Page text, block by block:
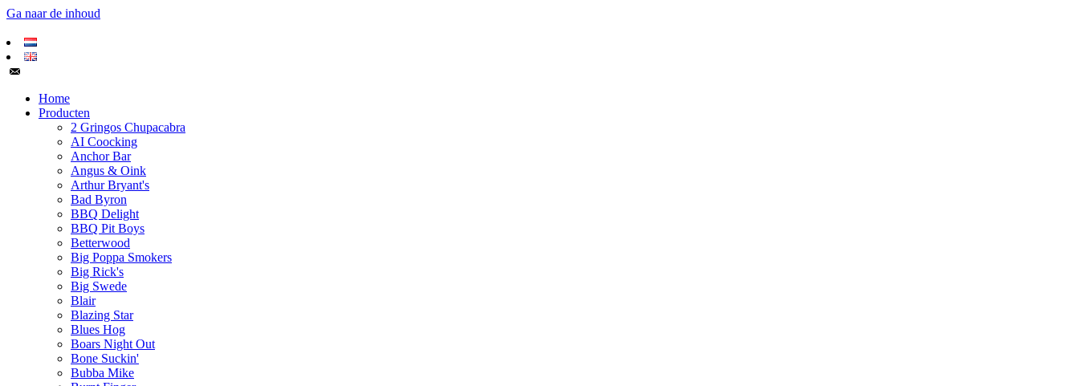
Ga naar de inhoud
Home
Producten
2 Gringos Chupacabra
AI Coocking
Anchor Bar
Angus & Oink
Arthur Bryant's
Bad Byron
BBQ Delight
BBQ Pit Boys
Betterwood
Big Poppa Smokers
Big Rick's
Big Swede
Blair
Blazing Star
Blues Hog
Boars Night Out
Bone Suckin'
Bubba Mike